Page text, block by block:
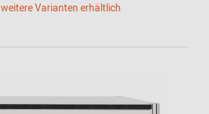
weitere Varianten erhältlich